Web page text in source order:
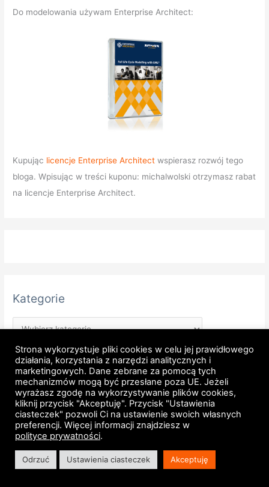
Do modelowania używam Enterprise Architect:
Kupując licencje Enterprise Architect wspierasz rozwój tego
bloga. Wpisując w treści kuponu: michalwolski otrzymasz rabat
na licencje Enterprise Architect.
Kategorie
Strona główna Regulamin
Polityka prywatności
Regulamin newsletter
Licencje Enterprise Architect
Mapa witryny
Copyright © 2007 - 2026 Michał Wolski
Strona wykorzystuje pliki cookies w celu jej prawidłowego
działania, korzystania z narzędzi analitycznych i
marketingowych. Dane zebrane za pomocą tych
mechanizmów mogą być przesłane poza UE. Jeżeli
wyrażasz zgodę na wykorzystywanie plików cookies,
kliknij przycisk "Akceptuję". Przycisk "Ustawienia
ciasteczek" pozwoli Ci na ustawienie swoich własnych
preferencji. Więcej informacji znajdziesz w
polityce prywatności.
Odrzuć Ustawienia ciasteczek Akceptuję